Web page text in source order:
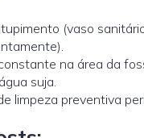
(vaso
na área da
suja.
limpeza preventiva